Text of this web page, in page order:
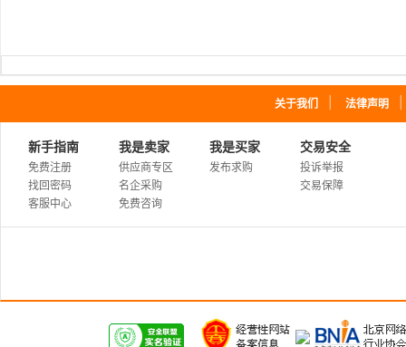
关于我们 法律声明
新手指南
免费注册
找回密码
客服中心
我是卖家
供应商专区
名企采购
免费咨询
我是买家
发布求购
交易安全
投诉举报
交易保障